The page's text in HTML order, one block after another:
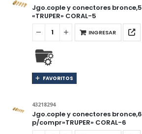
Jgo.cople y conectores
«TRUPER» CORAL-5
INGRESAR
FAVORITOS
43218294
Jgo.cople y conectores
p/compr»TRUPER» CORAL-6